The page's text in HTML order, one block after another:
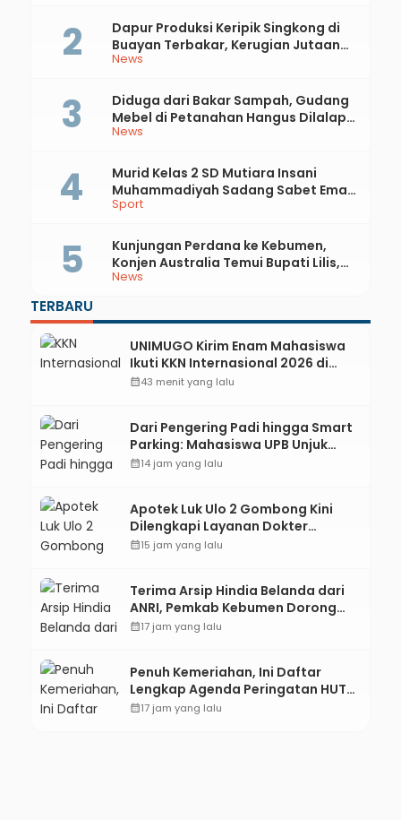
News
Dapur Produksi Keripik Singkong di
Buayan Terbakar, Kerugian Jutaan
Rupiah
News
Diduga dari Bakar Sampah, Gudang
Mebel di Petanahan Hangus Dilalap
Api
Sport
Murid Kelas 2 SD Mutiara Insani
Muhammadiyah Sadang Sabet Emas
dan Perak di Kejurda Tapak Suci
News
Kunjungan Perdana ke Kebumen,
Konjen Australia Temui Bupati Lilis,
Ini yang Dibahas
TERBARU
UNIMUGO Kirim Enam Mahasiswa
Ikuti KKN Internasional 2026 di
ASEAN dan Hong Kong
calendar_month43 menit yang lalu
Dari Pengering Padi hingga Smart
Parking: Mahasiswa UPB Unjuk
Gigi Lewat Pameran CODEX 2
calendar_month14 jam yang lalu
Apotek Luk Ulo 2 Gombong Kini
Dilengkapi Layanan Dokter
Spesialis Anak
calendar_month15 jam yang lalu
Terima Arsip Hindia Belanda dari
ANRI, Pemkab Kebumen Dorong
Integrasi Sejarah, Geopark, dan
calendar_month17 jam yang lalu
Penuh Kemeriahan, Ini Daftar
Lengkap Agenda Peringatan HUT
ke-81 RI dan Hari Jadi ke-397
calendar_month17 jam yang lalu